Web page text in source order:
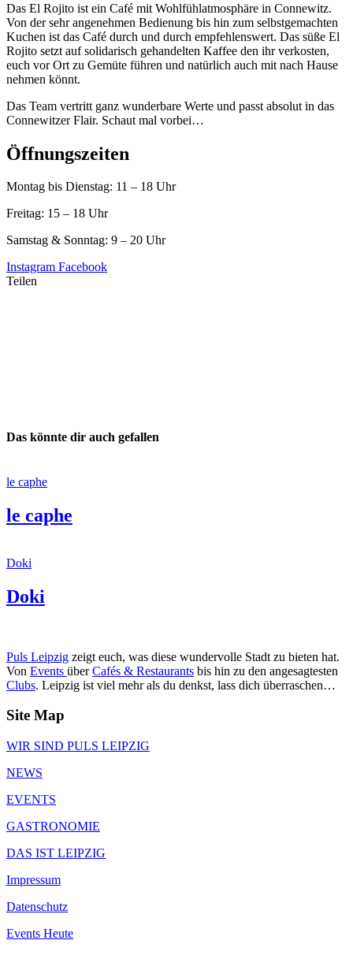
Das El Rojito ist ein Café mit Wohlfühlatmosphäre in Connewitz.
Von der sehr angenehmen Bedienung bis hin zum selbstgemachten
Kuchen ist das Café durch und durch empfehlenswert. Das süße El
Rojito setzt auf solidarisch gehandelten Kaffee den ihr verkosten,
euch vor Ort zu Gemüte führen und natürlich auch mit nach Hause
nehmen könnt.
Das Team vertritt ganz wunderbare Werte und passt absolut in das
Connewitzer Flair. Schaut mal vorbei…
Öffnungszeiten
Montag bis Dienstag: 11 – 18 Uhr
Freitag: 15 – 18 Uhr
Samstag & Sonntag: 9 – 20 Uhr
Instagram Facebook
Teilen
Das könnte dir auch gefallen
le caphe
le caphe
Doki
Doki
Puls Leipzig zeigt euch, was diese wundervolle Stadt zu bieten hat.
Von Events überCafés & Restaurants bis hin zu den angesagtesten
Clubs. Leipzig ist viel mehr als du denkst, lass dich überraschen…
Site Map
WIR SIND PULS LEIPZIG
NEWS
EVENTS
GASTRONOMIE
DAS IST LEIPZIG
Impressum
Datenschutz
Events Heute